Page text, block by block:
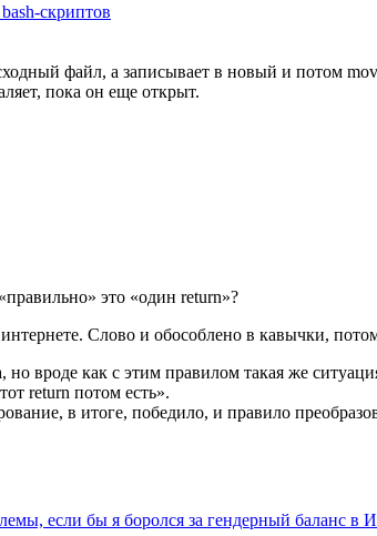
скриптов
файл, а записывает в новый и потом
пока он еще открыт.
это «один return»?
Слово и обособлено в кавычки,
но вроде как с этим правилом такая же
return потом есть».
в итоге, победило, и правило
если бы я боролся за гендерный баланс в